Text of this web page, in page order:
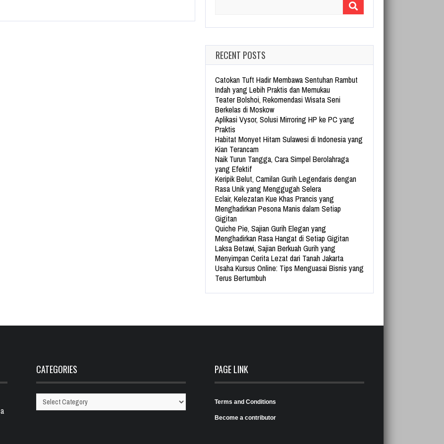
RECENT POSTS
Catokan Tuft Hadir Membawa Sentuhan Rambut
Indah yang Lebih Praktis dan Memukau
Teater Bolshoi, Rekomendasi Wisata Seni
Berkelas di Moskow
Aplikasi Vysor, Solusi Mirroring HP ke PC yang
Praktis
Habitat Monyet Hitam Sulawesi di Indonesia yang
Kian Terancam
Naik Turun Tangga, Cara Simpel Berolahraga
yang Efektif
Keripik Belut, Camilan Gurih Legendaris dengan
Rasa Unik yang Menggugah Selera
Eclair, Kelezatan Kue Khas Prancis yang
Menghadirkan Pesona Manis dalam Setiap
Gigitan
Quiche Pie, Sajian Gurih Elegan yang
Menghadirkan Rasa Hangat di Setiap Gigitan
Laksa Betawi, Sajian Berkuah Gurih yang
Menyimpan Cerita Lezat dari Tanah Jakarta
Usaha Kursus Online: Tips Menguasai Bisnis yang
Terus Bertumbuh
CATEGORIES
Categories
PAGE LINK
Terms and Conditions
Become a contributor